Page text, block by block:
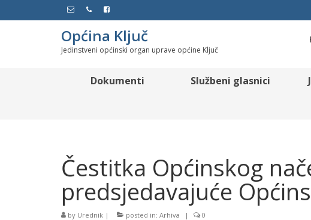
Općina Ključ
Jedinstveni općinski organ uprave općine Ključ
Dokumenti Službeni glasnici
Čestitka Općinskog
predsjedavajuće
by Urednik | posted in: Arhiva | 0